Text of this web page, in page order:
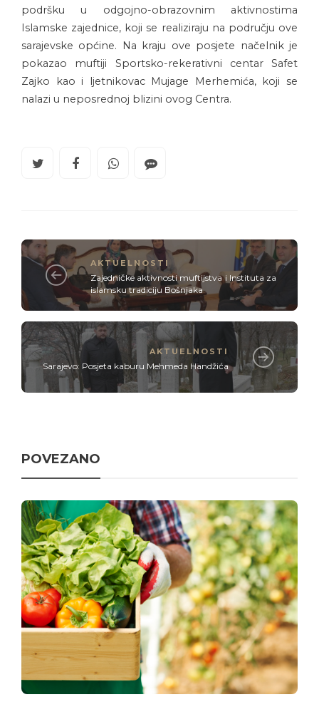
podršku u odgojno-obrazovnim aktivnostima
Islamske zajednice, koji se realiziraju na području ove
sarajevske općine. Na kraju ove posjete načelnik je
pokazao muftiji Sportsko-rekerativni centar Safet
Zajko kao i ljetnikovac Mujage Merhemića, koji se
nalazi u neposrednoj blizini ovog Centra.
AKTUELNOSTI
Zajedničke aktivnosti muftijstva i Instituta za
islamsku tradiciju Bošnjaka
AKTUELNOSTI
Sarajevo: Posjeta kaburu Mehmeda Handžića
POVEZANO